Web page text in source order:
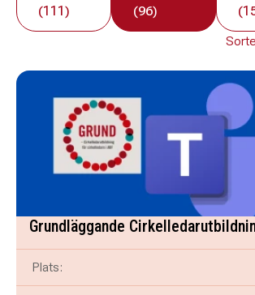
(111)
(96)
Grundläggande
Plats: